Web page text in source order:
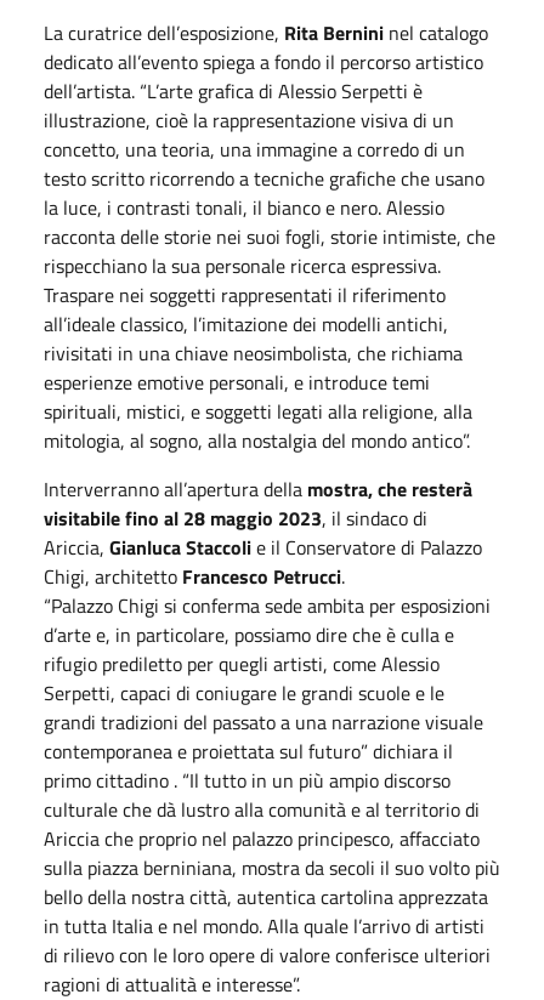
La curatrice dell’esposizione, Rita Bernini nel catalogo
dedicato all’evento spiega a fondo il percorso artistico
dell’artista. “L’arte grafica di Alessio Serpetti è
illustrazione, cioè la rappresentazione visiva di un
concetto, una teoria, una immagine a corredo di un
testo scritto ricorrendo a tecniche grafiche che usano
la luce, i contrasti tonali, il bianco e nero. Alessio
racconta delle storie nei suoi fogli, storie intimiste, che
rispecchiano la sua personale ricerca espressiva.
Traspare nei soggetti rappresentati il riferimento
all’ideale classico, l’imitazione dei modelli antichi,
rivisitati in una chiave neosimbolista, che richiama
esperienze emotive personali, e introduce temi
spirituali, mistici, e soggetti legati alla religione, alla
mitologia, al sogno, alla nostalgia del mondo antico”.
Interverranno all’apertura della mostra, che resterà
visitabile fino al 28 maggio 2023, il sindaco di
Ariccia, Gianluca Staccolie il Conservatore di Palazzo
Chigi, architetto Francesco Petrucci.
“Palazzo Chigi si conferma sede ambita per esposizioni
d’arte e, in particolare, possiamo dire che è culla e
rifugio prediletto per quegli artisti, come Alessio
Serpetti, capaci di coniugare le grandi scuole e le
grandi tradizioni del passato a una narrazione visuale
contemporanea e proiettata sul futuro” dichiara il
primo cittadino . “Il tutto in un più ampio discorso
culturale che dà lustro alla comunità e al territorio di
Ariccia che proprio nel palazzo principesco, affacciato
sulla piazza berniniana, mostra da secoli il suo volto più
bello della nostra città, autentica cartolina apprezzata
in tutta Italia e nel mondo. Alla quale l’arrivo di artisti
di rilievo con le loro opere di valore conferisce ulteriori
ragioni di attualità e interesse”.